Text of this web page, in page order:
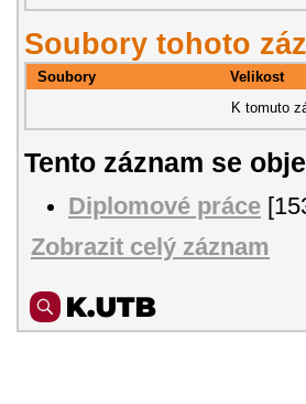
Soubory tohoto
Soubory Velikost
K tomuto
Tento záznam se
Diplomové práce
Zobrazit celý záznam